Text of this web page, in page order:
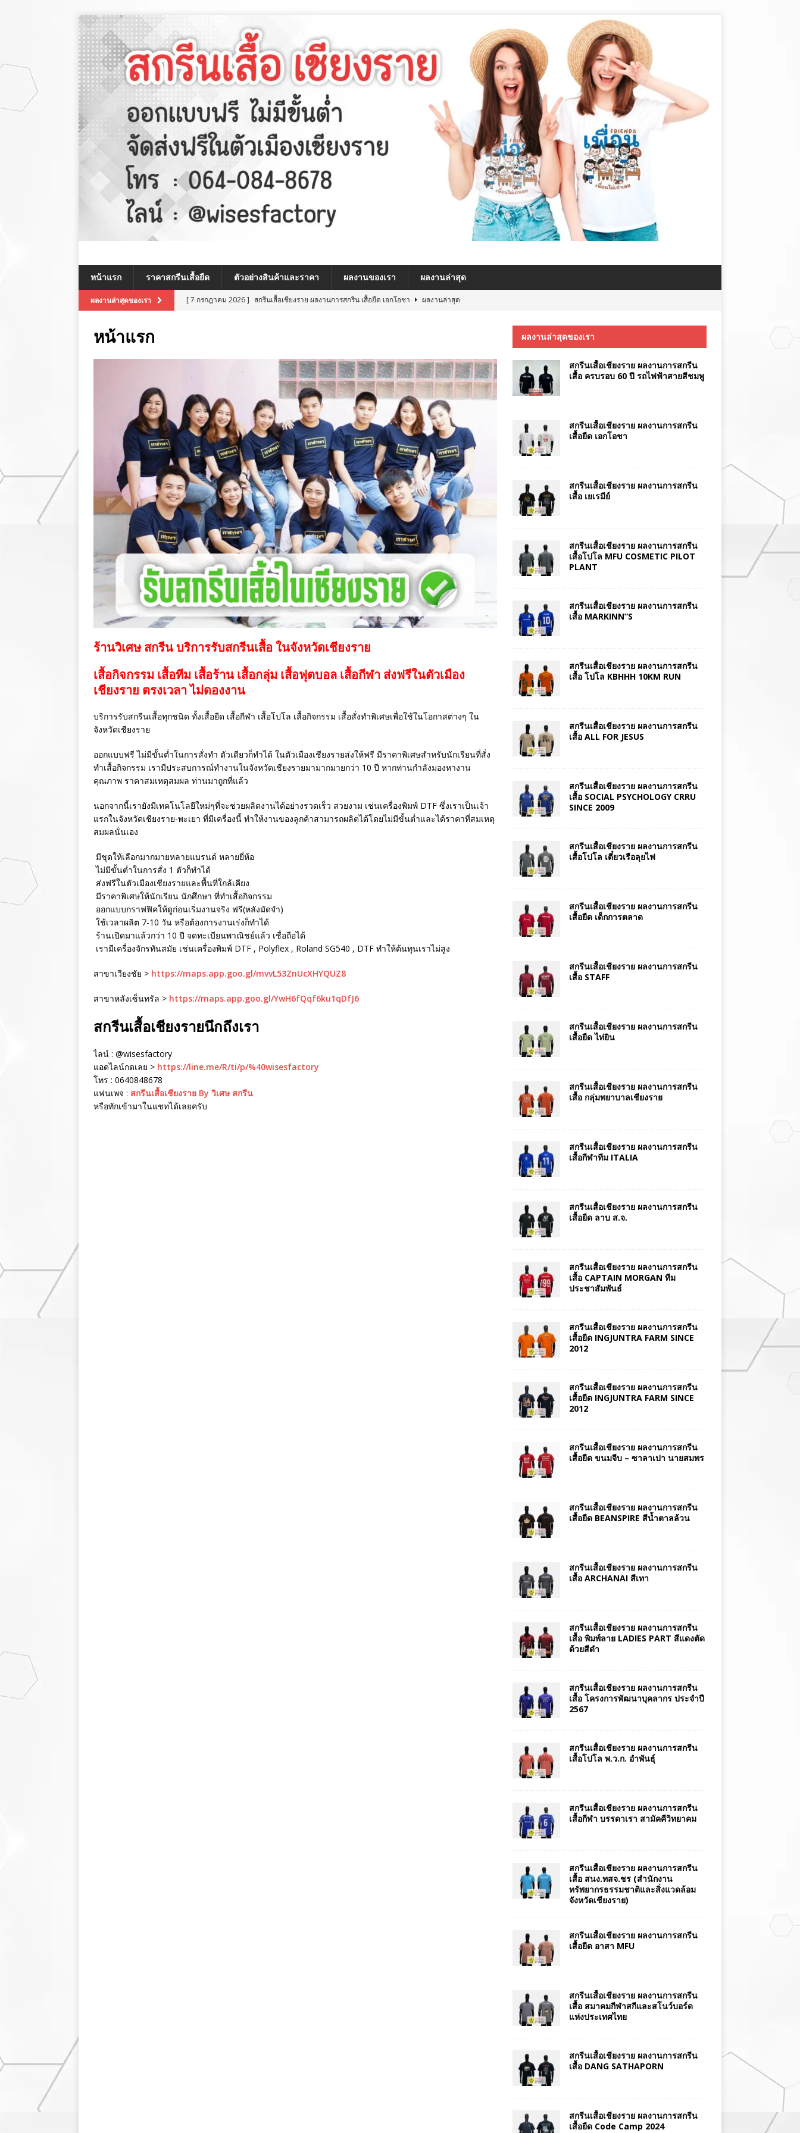
หน้าแรก ราคาสกรีนเสื้อยืด ตัวอย่างสินค้าและราคา ผลงานของเรา ผลงานล่าสุด
ผลงานล่าสุดของเรา [ 7 กรกฎาคม 2026 ] สกรีนเสื้อเชียงราย ผลงานการสกรีน เสื้อยืด เอกโอชา
ผลงานล่าสุด
ผลงานล่าสุด
สกรีนเสื้อเชียงราย ผลงานการสกรีน เสื้อ MARKINN”S
ผลงานล่าสุด
[ 8 กรกฎาคม 2026 ]
สกรีนเสื้อเชียงราย ผลงานการสกรีนเสื้อ ครบรอบ 60 ปี รถไฟฟ้าสายสีชมพู
ผลงานล่าสุด
หน้าแรก
ร้านวิเศษ สกรีน บริการรับสกรีนเสื้อ ในจังหวัดเชียงราย
เสื้อกิจกรรม เสื้อทีม เสื้อร้าน เสื้อกลุ่ม เสื้อฟุตบอล เสื้อกีฬา ส่งฟรีในตัวเมือง
เชียงราย ตรงเวลา ไม่ดองงาน
บริการรับสกรีนเสื้อทุกชนิด ทั้งเสื้อยืด เสื้อกีฬา เสื้อโปโล เสื้อกิจกรรม เสื้อสั่งทำพิเศษเพื่อใช้ในโอกาสต่างๆ ใน
จังหวัดเชียงราย
ออกแบบฟรี ไม่มีขั้นต่ำในการสั่งทำ ตัวเดียวก็ทำได้ ในตัวเมืองเชียงรายส่งให้ฟรี มีราคาพิเศษสำหรับนักเรียนที่สั่ง
ทำเสื้อกิจกรรม เรามีประสบการณ์ทำงานในจังหวัดเชียงรายมามากมายกว่า 10 ปี หากท่านกำลังมองหางาน
คุณภาพ ราคาสมเหตุสมผล ท่านมาถูกที่แล้ว
นอกจากนี้เรายังมีเทคโนโลยีใหม่ๆที่จะช่วยผลิตงานได้อย่างรวดเร็ว สวยงาม เช่นเครื่องพิมพ์ DTF ซึ่งเราเป็นเจ้า
แรกในจังหวัดเชียงราย-พะเยา ที่มีเครื่องนี้ ทำให้งานของลูกค้าสามารถผลิตได้โดยไม่มีขั้นต่ำและได้ราคาที่สมเหตุ
สมผลนั่นเอง
มีชุดให้เลือกมากมายหลายแบรนด์ หลายยี่ห้อ
ไม่มีขั้นต่ำในการสั่ง 1 ตัวก็ทำได้
ส่งฟรีในตัวเมืองเชียงรายและพื้นที่ใกล้เคียง
มีราคาพิเศษให้นักเรียน นักศึกษา ที่ทำเสื้อกิจกรรม
ออกแบบกราฟฟิคให้ดูก่อนเริ่มงานจริง ฟรี(หลังมัดจำ)
ใช้เวลาผลิต 7-10 วัน หรือต้องการงานเร่งก็ทำได้
ร้านเปิดมาแล้วกว่า 10 ปี จดทะเบียนพาณิชย์แล้ว เชื่อถือได้
เรามีเครื่องจักรทันสมัย เช่นเครื่องพิมพ์ DTF , Polyflex , Roland SG540 , DTF ทำให้ต้นทุนเราไม่สูง
สาขาเวียงชัย > https://maps.app.goo.gl/mvvL53ZnUcXHYQUZ8
สาขาหลังเซ็นทรัล > https://maps.app.goo.gl/YwH6fQqf6ku1qDfJ6
สกรีนเสื้อเชียงรายนึกถึงเรา
ไลน์ : @wisesfactory
แอดไลน์กดเลย > https://line.me/R/ti/p/%40wisesfactory
โทร : 0640848678
แฟนเพจ : สกรีนเสื้อเชียงราย By วิเศษ สกรีน
หรือทักเข้ามาในแชทได้เลยครับ
ผลงานล่าสุดของเรา
สกรีนเสื้อเชียงราย ผลงานการสกรีน
เสื้อ ครบรอบ 60 ปี รถไฟฟ้าสายสีชมพู
สกรีนเสื้อเชียงราย ผลงานการสกรีน
เสื้อยืด เอกโอชา
สกรีนเสื้อเชียงราย ผลงานการสกรีน
เสื้อ เยเรมีย์
สกรีนเสื้อเชียงราย ผลงานการสกรีน
เสื้อโปโล MFU COSMETIC PILOT
PLANT
สกรีนเสื้อเชียงราย ผลงานการสกรีน
เสื้อ MARKINN”S
สกรีนเสื้อเชียงราย ผลงานการสกรีน
เสื้อ โปโล KBHHH 10KM RUN
สกรีนเสื้อเชียงราย ผลงานการสกรีน
เสื้อ ALL FOR JESUS
สกรีนเสื้อเชียงราย ผลงานการสกรีน
เสื้อ SOCIAL PSYCHOLOGY CRRU
SINCE 2009
สกรีนเสื้อเชียงราย ผลงานการสกรีน
เสื้อโปโล เตี๋ยวเรือลุยไฟ
สกรีนเสื้อเชียงราย ผลงานการสกรีน
เสื้อยืด เด็กการตลาด
สกรีนเสื้อเชียงราย ผลงานการสกรีน
เสื้อ STAFF
สกรีนเสื้อเชียงราย ผลงานการสกรีน
เสื้อยืด ไท่ยิน
สกรีนเสื้อเชียงราย ผลงานการสกรีน
เสื้อ กลุ่มพยาบาลเชียงราย
สกรีนเสื้อเชียงราย ผลงานการสกรีน
เสื้อกีฬาทีม ITALIA
สกรีนเสื้อเชียงราย ผลงานการสกรีน
เสื้อยืด ลาบ ส.จ.
สกรีนเสื้อเชียงราย ผลงานการสกรีน
เสื้อ CAPTAIN MORGAN ทีม
ประชาสัมพันธ์
สกรีนเสื้อเชียงราย ผลงานการสกรีน
เสื้อยืด INGJUNTRA FARM SINCE
2012
สกรีนเสื้อเชียงราย ผลงานการสกรีน
เสื้อยืด INGJUNTRA FARM SINCE
2012
สกรีนเสื้อเชียงราย ผลงานการสกรีน
เสื้อยืด ขนมจีบ – ซาลาเปา นายสมพร
สกรีนเสื้อเชียงราย ผลงานการสกรีน
เสื้อยืด BEANSPIRE สีน้ำตาลล้วน
สกรีนเสื้อเชียงราย ผลงานการสกรีน
เสื้อ ARCHANAI สีเทา
สกรีนเสื้อเชียงราย ผลงานการสกรีน
เสื้อ พิมพ์ลาย LADIES PART สีแดงตัด
ด้วยสีดำ
สกรีนเสื้อเชียงราย ผลงานการสกรีน
เสื้อ โครงการพัฒนาบุคลากร ประจำปี
2567
สกรีนเสื้อเชียงราย ผลงานการสกรีน
เสื้อโปโล พ.ว.ก. อำพันธุ์
สกรีนเสื้อเชียงราย ผลงานการสกรีน
เสื้อกีฬา บรรดาเรา สามัคคีวิทยาคม
สกรีนเสื้อเชียงราย ผลงานการสกรีน
เสื้อ สนง.ทสจ.ชร (สำนักงาน
ทรัพยากรธรรมชาติและสิ่งแวดล้อม
จังหวัดเชียงราย)
สกรีนเสื้อเชียงราย ผลงานการสกรีน
เสื้อยืด อาสา MFU
สกรีนเสื้อเชียงราย ผลงานการสกรีน
เสื้อ สมาคมกีฬาสกีและสโนว์บอร์ด
แห่งประเทศไทย
สกรีนเสื้อเชียงราย ผลงานการสกรีน
เสื้อ DANG SATHAPORN
สกรีนเสื้อเชียงราย ผลงานการสกรีน
เสื้อยืด Code Camp 2024